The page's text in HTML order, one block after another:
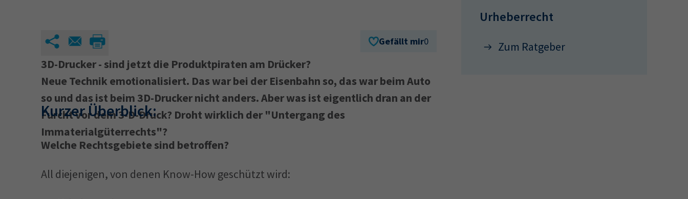
Gefällt mir0
3D-Drucker - sind jetzt die Produktpiraten am Drücker?
Neue Technik emotionalisiert. Das war bei der Eisenbahn so, das war beim Auto
so und das ist beim 3D-Drucker nicht anders. Aber was ist eigentlich dran an der
Furcht vor dem 3-D-Druck? Droht wirklich der "Untergang des
Immaterialgüterrechts"?
Kurzer Überblick:
Welche Rechtsgebiete sind betroffen?
All diejenigen, von denen Know-How geschützt wird:
Urheberrecht
Zum Ratgeber